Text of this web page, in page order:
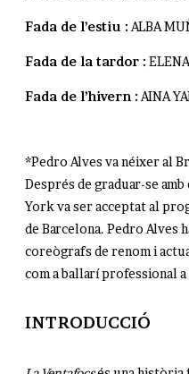
Fada de l’estiu : ALBA
Fada de la tardor :
Fada de l’hivern : AINA
*Pedro Alves va néixer al
Després de graduar-se
York va ser acceptat al
de Barcelona. Pedro Alves
coreògrafs de renom i
com a ballarí professional a
INTRODUCCIÓ​